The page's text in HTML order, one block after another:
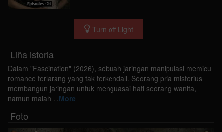
Turn off Light
Liña istoria
Dalam "Fascination" (2026), sebuah jaringan manipulasi memicu
romance terlarang yang tak terkendali. Seorang pria misterius
membangun jaringan untuk menguasai hati seorang wanita,
namun malah ...More
Foto